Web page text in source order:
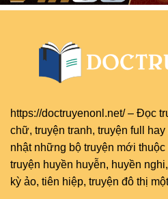
https://doctruyenonl.net/– Đọc
chữ, truyện tranh, truyện full
nhật những bộ truyện mới
truyện huyền huyễn, huyền
kỳ ảo, tiên hiệp, truyện đô thị